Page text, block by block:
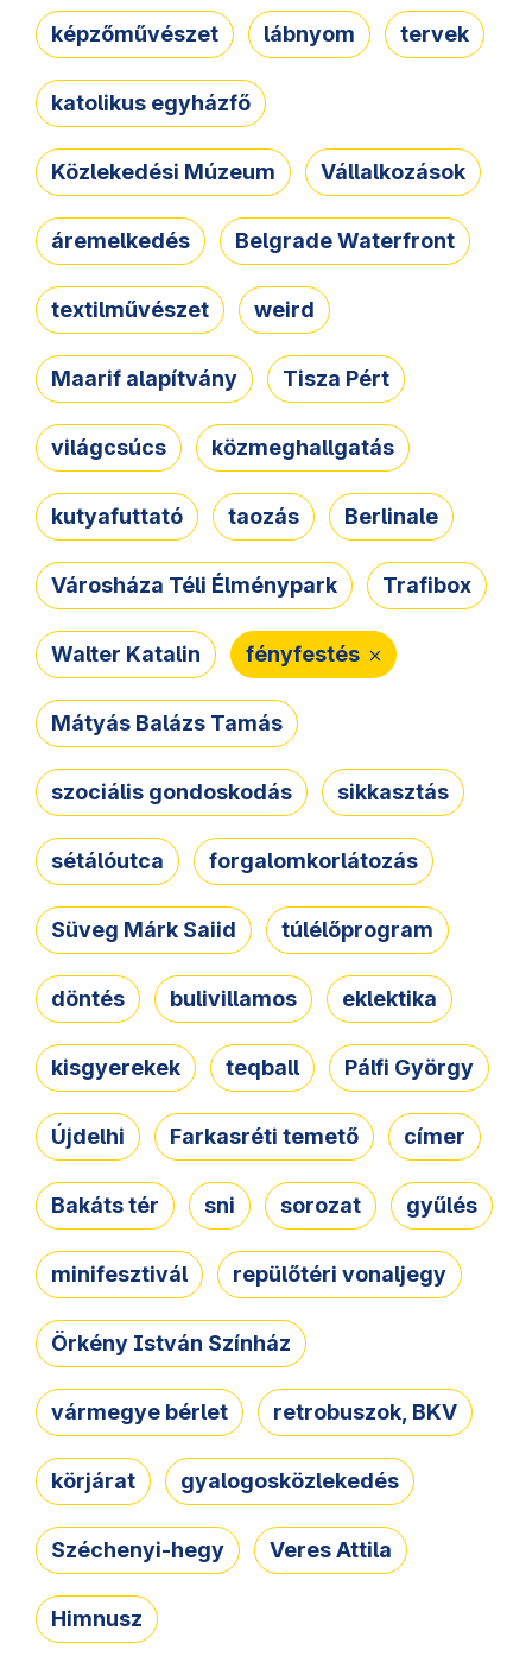
képzőművészet lábnyom tervek
katolikus egyházfő
Közlekedési Múzeum Vállalkozások
áremelkedés Belgrade Waterfront
textilművészet weird
Maarif alapítvány Tisza Pért
világcsúcs közmeghallgatás
kutyafuttató taozás Berlinale
Városháza Téli Élménypark Trafibox
Walter Katalin fényfestés
Mátyás Balázs Tamás
szociális gondoskodás sikkasztás
sétálóutca forgalomkorlátozás
Süveg Márk Saiid túlélőprogram
döntés bulivillamos eklektika
kisgyerekek teqball Pálfi György
Újdelhi Farkasréti temető címer
Bakáts tér sni sorozat gyűlés
minifesztivál repülőtéri vonaljegy
Örkény István Színház
vármegye bérlet retrobuszok, BKV
körjárat gyalogosközlekedés
Széchenyi-hegy Veres Attila
Himnusz